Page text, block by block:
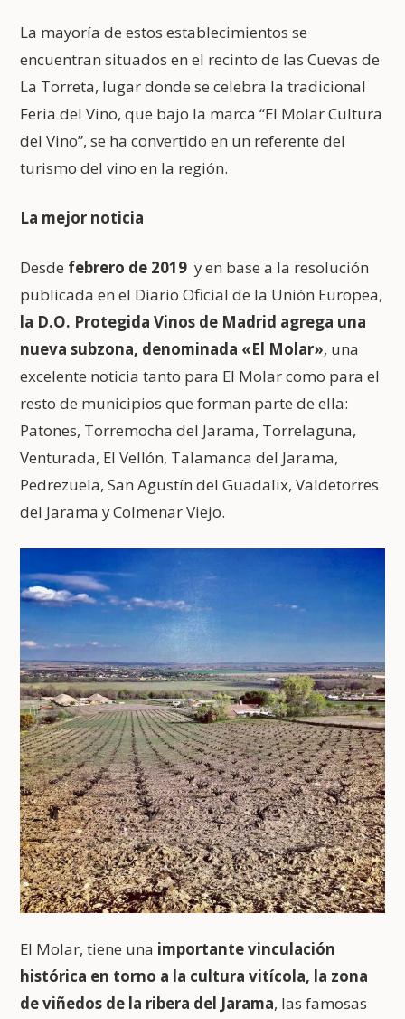
La mayoría de estos establecimientos se
encuentran situados en el recinto de las Cuevas de
La Torreta, lugar donde se celebra la tradicional
Feria del Vino, que bajo la marca “El Molar Cultura
del Vino”, se ha convertido en un referente del
turismo del vino en la región.
La mejor noticia
Desde febrero de 2019 y en base a la resolución
publicada en el Diario Oficial de la Unión Europea,
la D.O. Protegida Vinos de Madrid agrega una
nueva subzona, denominada «El Molar», una
excelente noticia tanto para El Molar como para el
resto de municipios que forman parte de ella:
Patones, Torremocha del Jarama, Torrelaguna,
Venturada, El Vellón, Talamanca del Jarama,
Pedrezuela, San Agustín del Guadalix, Valdetorres
del Jarama y Colmenar Viejo.
El Molar, tiene una importante vinculación
histórica en torno a la cultura vitícola, la zona
de viñedos de la ribera del Jarama, las famosas